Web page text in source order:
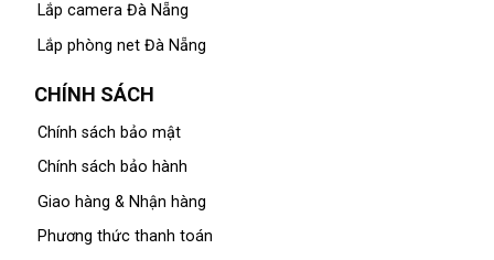
Lắp camera Đà Nẵng
Lắp phòng net Đà Nẵng
CHÍNH SÁCH
Chính sách bảo mật
Chính sách bảo hành
Giao hàng & Nhận hàng
Phương thức thanh toán